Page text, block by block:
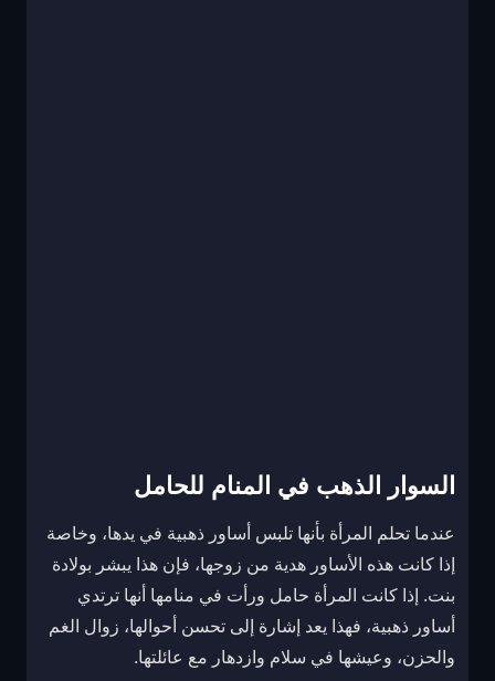
السوار الذهب في المنام للحامل
عندما تحلم المرأة بأنها تلبس أساور ذهبية في يدها، وخاصة
إذا كانت هذه الأساور هدية من زوجها، فإن هذا يبشر بولادة
بنت. إذا كانت المرأة حامل ورأت في منامها أنها ترتدي
أساور ذهبية، فهذا يعد إشارة إلى تحسن أحوالها، زوال الغم
والحزن، وعيشها في سلام وازدهار مع عائلتها.